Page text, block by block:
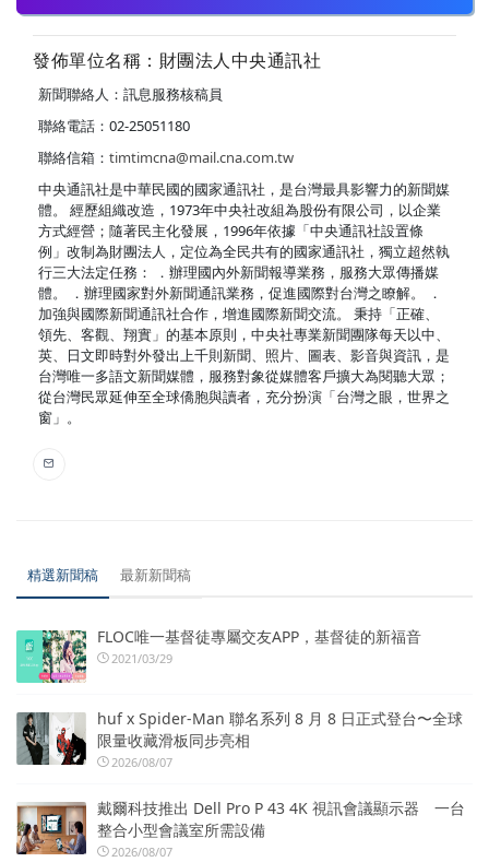
發佈單位名稱：財團法人中央通訊社
新聞聯絡人：訊息服務核稿員
聯絡電話：02-25051180
聯絡信箱： timtimcna@mail.cna.com.tw
中央通訊社是中華民國的國家通訊社，是台灣最具影響力的新聞媒
體。 經歷組織改造，1973年中央社改組為股份有限公司，以企業
方式經營；隨著民主化發展，1996年依據「中央通訊社設置條
例」改制為財團法人，定位為全民共有的國家通訊社，獨立超然執
行三大法定任務： ．辦理國內外新聞報導業務，服務大眾傳播媒
體。 ．辦理國家對外新聞通訊業務，促進國際對台灣之瞭解。 ．
加強與國際新聞通訊社合作，增進國際新聞交流。 秉持「正確、
領先、客觀、翔實」的基本原則，中央社專業新聞團隊每天以中、
英、日文即時對外發出上千則新聞、照片、圖表、影音與資訊，是
台灣唯一多語文新聞媒體，服務對象從媒體客戶擴大為閱聽大眾；
從台灣民眾延伸至全球僑胞與讀者，充分扮演「台灣之眼，世界之
窗」。
精選新聞稿 最新新聞稿
FLOC唯一基督徒專屬交友APP，基督徒的新福音
2021/03/29
huf x Spider-Man 聯名系列 8 月 8 日正式登台〜全球
限量收藏滑板同步亮相
2026/08/07
戴爾科技推出 Dell Pro P 43 4K 視訊會議顯示器 一台
整合小型會議室所需設備
2026/08/07